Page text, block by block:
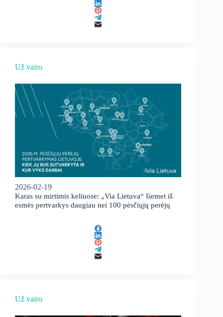
Už vairo
2026-02-19
Karas su mirtimis keliuose: „Via Lietuva“ šiemet iš
esmės pertvarkys daugiau nei 100 pėsčiųjų perėjų
Už vairo